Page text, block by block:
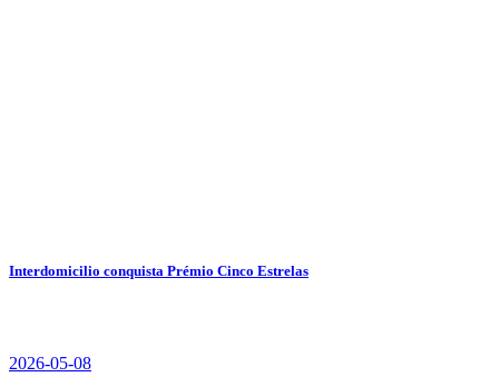
Interdomicilio conquista Prémio Cinco Estrelas
2026-05-08